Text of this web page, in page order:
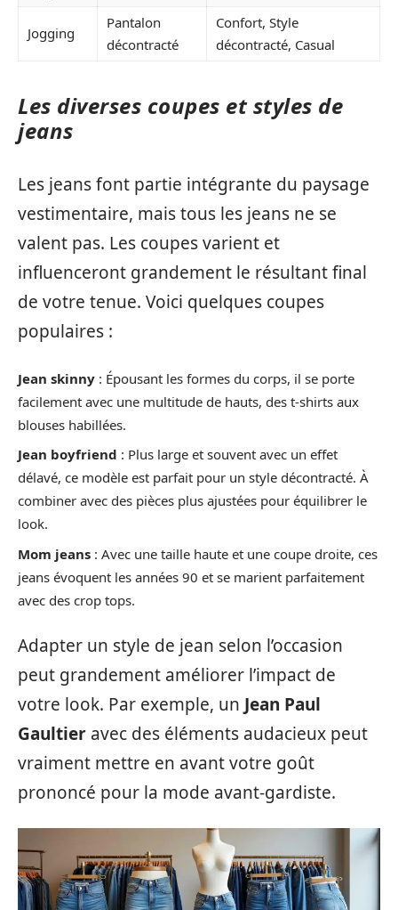
Jogging
Pantalon
décontracté
Confort, Style
décontracté, Casual
Les diverses coupes et styles de
jeans
Les jeans font partie intégrante du paysage
vestimentaire, mais tous les jeans ne se
valent pas. Les coupes varient et
influenceront grandement le résultant final
de votre tenue. Voici quelques coupes
populaires :
Jean skinny : Épousant les formes du corps, il se porte
facilement avec une multitude de hauts, des t-shirts aux
blouses habillées.
Jean boyfriend : Plus large et souvent avec un effet
délavé, ce modèle est parfait pour un style décontracté. À
combiner avec des pièces plus ajustées pour équilibrer le
look.
Mom jeans : Avec une taille haute et une coupe droite, ces
jeans évoquent les années 90 et se marient parfaitement
avec des crop tops.
Adapter un style de jean selon l’occasion
peut grandement améliorer l’impact de
votre look. Par exemple, un Jean Paul
Gaultier avec des éléments audacieux peut
vraiment mettre en avant votre goût
prononcé pour la mode avant-gardiste.